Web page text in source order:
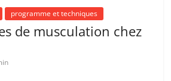
programme et techniques
de musculation chez